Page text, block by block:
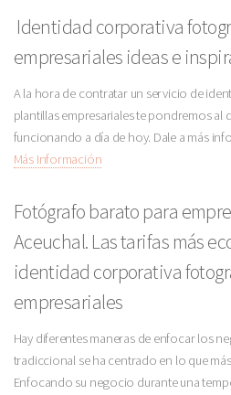
Identidad corporativa
empresariales ideas e
A la hora de contratar un servicio de
plantillas empresariales te pondremos al
funcionando a día de hoy. Dale a más
Más Información
Fotógrafo barato para
Aceuchal. Las tarifas más
identidad corporativa
empresariales
Hay diferentes maneras de enfocar los
tradiccional se ha centrado en lo que
Enfocando su negocio durante una